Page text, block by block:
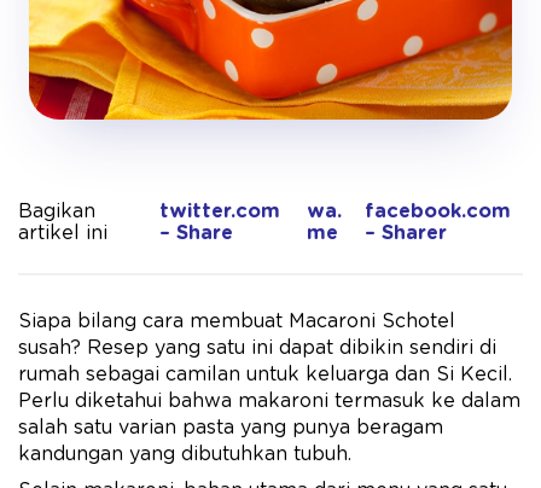
Bagikan
artikel ini
twitter.com
– Share
wa.
me
facebook.com
– Sharer
Siapa bilang cara membuat Macaroni Schotel
susah? Resep yang satu ini dapat dibikin sendiri di
rumah sebagai camilan untuk keluarga dan Si Kecil.
Perlu diketahui bahwa makaroni termasuk ke dalam
salah satu varian pasta yang punya beragam
kandungan yang dibutuhkan tubuh.